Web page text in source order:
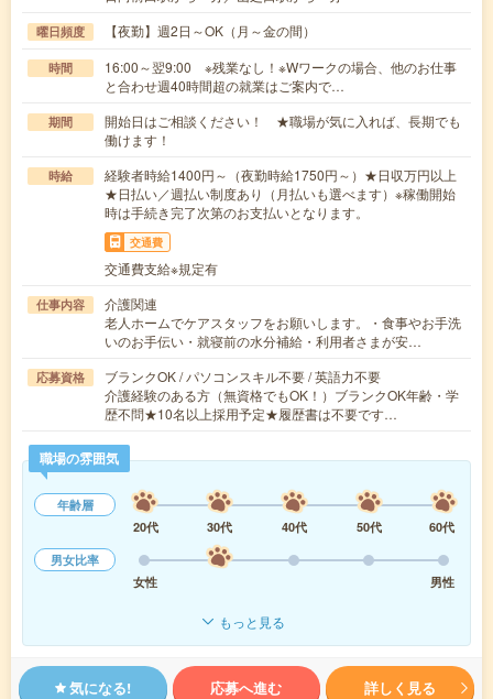
曜日頻度 【夜勤】週2日～OK（月～金の間）
時間
16:00～翌9:00 ※残業なし！※Wワークの場合、他のお仕事
と合わせ週40時間超の就業はご案内で…
期間
開始日はご相談ください！ ★職場が気に入れば、長期でも
働けます！
時給
経験者時給1400円～（夜勤時給1750円～）★日収万円以上
★日払い／週払い制度あり（月払いも選べます）※稼働開始
時は手続き完了次第のお支払いとなります。
交通費
交通費支給※規定有
仕事内容
介護関連
老人ホームでケアスタッフをお願いします。・食事やお手洗
いのお手伝い・就寝前の水分補給・利用者さまが安…
応募資格
ブランクOK / パソコンスキル不要 / 英語力不要
介護経験のある方（無資格でもOK！）ブランクOK年齢・学
歴不問★10名以上採用予定★履歴書は不要です…
職場の雰囲気
年齢層
20代
30代 40代 50代
60代
男女比率
女性
男性
もっと見る
気になる! 応募へ進む 詳しく見る